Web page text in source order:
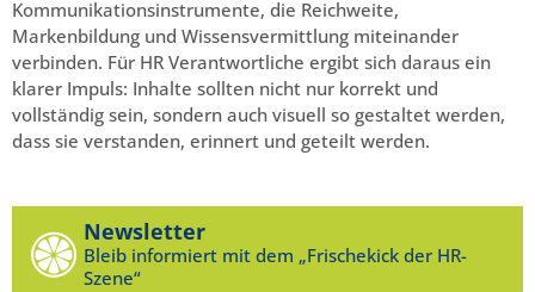
Kommunikationsinstrumente, die Reichweite,
Markenbildung und Wissensvermittlung miteinander
verbinden. Für HR Verantwortliche ergibt sich daraus ein
klarer Impuls: Inhalte sollten nicht nur korrekt und
vollständig sein, sondern auch visuell so gestaltet werden,
dass sie verstanden, erinnert und geteilt werden.
Newsletter
Bleib informiert mit dem „Frischekick der HR-
Szene“